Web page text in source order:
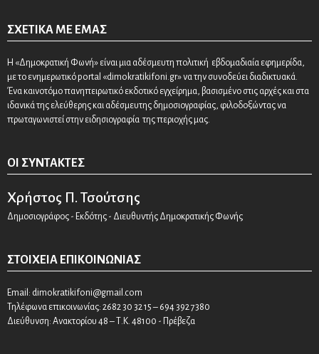
ΣΧΕΤΙΚΆ ΜΕ ΕΜΆΣ
Η «Δημοκρατική Φωνή» είναι μια αδέσμευτη πολιτική εβδομαδιαία εφημερίδα,
με το ενημερωτικό portal «dimokratikifoni.gr» να την συνοδεύει διαδικτυακά.
Ένα καινοτόμο πανηπειρωτικό εκδοτικό εγχείρημα, βασισμένο στις αρχές και στα
ιδανικά της ελεύθερης και αδέσμευτης δημοσιογραφίας, φιλοδοξώντας να
πρωταγωνιστεί στην ειδησιογραφία της περιοχής μας.
ΟΙ ΣΥΝΤΆΚΤΕΣ
Χρήστος Π. Τσούτσης
Δημοσιογράφος - Εκδότης - Διευθυντής Δημοκρατικής Φωνής
ΣΤΟΙΧΕΊΑ ΕΠΙΚΟΙΝΩΝΊΑΣ
Email: dimokratikifoni@gmail.com
Τηλέφωνα επικοινωνίας: 2682 30 32 15 – 694 392 7380
Διεύθυνση: Ανακτορίου 48 – Τ.Κ. 48100 - Πρέβεζα